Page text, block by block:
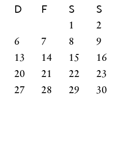
D F S S
1
2
6 7 8
9
13 14 15
16
20 21 22
23
27 28 29
30